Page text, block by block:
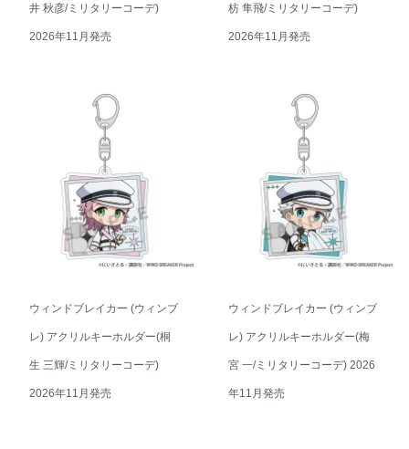
井 秋彦/ミリタリーコーデ)
2026年11月発売
枋 隼飛/ミリタリーコーデ)
2026年11月発売
ウィンドブレイカー (ウィンブ
レ) アクリルキーホルダー(桐
生 三輝/ミリタリーコーデ)
2026年11月発売
ウィンドブレイカー (ウィンブ
レ) アクリルキーホルダー(梅
宮 一/ミリタリーコーデ) 2026
年11月発売